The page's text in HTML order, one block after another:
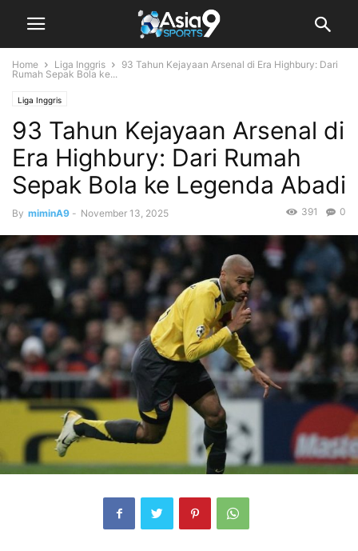
Home Liga Inggris
93 Tahun Kejayaan Arsenal di Era Highbury: Dari
Rumah Sepak Bola ke...
Liga Inggris
93 Tahun Kejayaan Arsenal di
Era Highbury: Dari Rumah
Sepak Bola ke Legenda Abadi
By miminA9 - November 13, 2025 0
391